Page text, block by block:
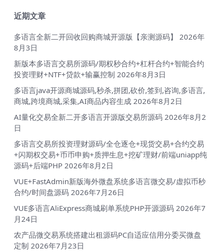
近期文章
多语言全新二开回收回购商城开源版【亲测源码】
2026年
8月3日
新版本多语言交易所源码/期权秒合约+杠杆合约+智能合约
投资理财+NTF+贷款+输赢控制 2026年8月3日
多语言java开源商城源码,秒杀,拼团,砍价,签到,咨询,多语言,
商城,跨境商城,采集,AI商品内容生成 2026年8月2日
AI量化交易全新二开多语言开源版交易所源码 2026年8月2
日
多语言交易所投资理财源码/全仓逐仓+现货交易+合约交易
+闪期权交易+币币申购+质押生息+挖矿理财/前端uniapp纯
源码+后端PHP 2026年8月2日
VUE+FastAdmin新版海外微盘系统多语言微交易/虚拟币秒
合约/时间盘源码 2026年7月26日
VUE多语言AliExpress商城刷单系统PHP开源源码 2026年7
月24日
农产品微交易系统搭建出租源码PC自适应信用分委买微盘
定制 2026年7月23日